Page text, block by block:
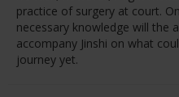
practice of surgery at court.
necessary knowledge will the
accompany Jinshi on what
journey yet.